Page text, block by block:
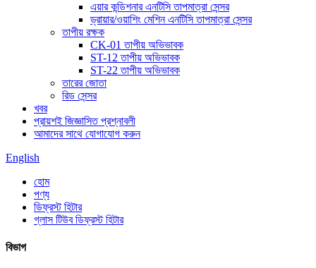
এয়ার কন্ডিশনার এনটিসি তাপমাত্রা সেন্সর
ড্রায়ার/ওয়াশিং মেশিন এনটিসি তাপমাত্রা সেন্সর
তাপীয় রক্ষক
CK-01 তাপীয় অভিভাবক
ST-12 তাপীয় অভিভাবক
ST-22 তাপীয় অভিভাবক
তারের জোতা
রিড সেন্সর
খবর
প্রায়শই জিজ্ঞাসিত প্রশ্নাবলী
আমাদের সাথে যোগাযোগ করুন
English
হোম
পণ্য
ডিফ্রস্ট হিটার
গ্লাস টিউব ডিফ্রস্ট হিটার
বিভাগ